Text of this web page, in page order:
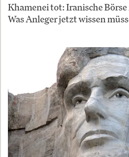
Khamenei tot: Iranische
Was Anleger jetzt wissen